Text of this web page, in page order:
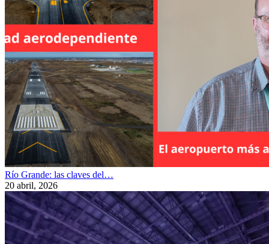
Río Grande: las claves del…
20 abril, 2026